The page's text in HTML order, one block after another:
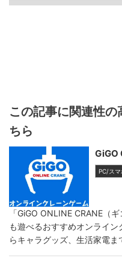
この記事に関連性の
ちら
GiGO
PC/スマ
「GiGO ONLINE CRANE（
も遊べるおすすめオンライ
らキャラグッズ、生活家電ま